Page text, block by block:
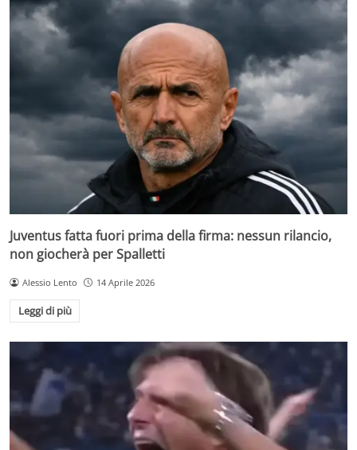
Juventus fatta fuori prima della firma: nessun rilancio,
non giocherà per Spalletti
Alessio Lento 14 Aprile 2026
Leggi di più